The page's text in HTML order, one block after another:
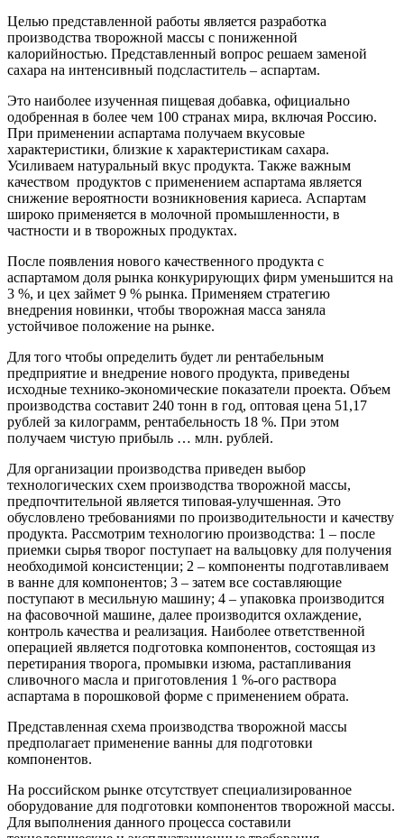
Целью представленной работы является разработка
производства творожной массы с пониженной
калорийностью. Представленный вопрос решаем заменой
сахара на интенсивный подсластитель – аспартам.
Это наиболее изученная пищевая добавка, официально
одобренная в более чем 100 странах мира, включая Россию.
При применении аспартама получаем вкусовые
характеристики, близкие к характеристикам сахара.
Усиливаем натуральный вкус продукта. Также важным
качеством продуктов с применением аспартама является
снижение вероятности возникновения кариеса. Аспартам
широко применяется в молочной промышленности, в
частности и в творожных продуктах.
После появления нового качественного продукта с
аспартамом доля рынка конкурирующих фирм уменьшится на
3 %, и цех займет 9 % рынка. Применяем стратегию
внедрения новинки, чтобы творожная масса заняла
устойчивое положение на рынке.
Для того чтобы определить будет ли рентабельным
предприятие и внедрение нового продукта, приведены
исходные технико-экономические показатели проекта. Объем
производства составит 240 тонн в год, оптовая цена 51,17
рублей за килограмм, рентабельность 18 %. При этом
получаем чистую прибыль … млн. рублей.
Для организации производства приведен выбор
технологических схем производства творожной массы,
предпочтительной является типовая-улучшенная. Это
обусловлено требованиями по производительности и качеству
продукта. Рассмотрим технологию производства: 1 – после
приемки сырья творог поступает на вальцовку для получения
необходимой консистенции; 2 – компоненты подготавливаем
в ванне для компонентов; 3 – затем все составляющие
поступают в месильную машину; 4 – упаковка производится
на фасовочной машине, далее производится охлаждение,
контроль качества и реализация. Наиболее ответственной
операцией является подготовка компонентов, состоящая из
перетирания творога, промывки изюма, растапливания
сливочного масла и приготовления 1 %-ого раствора
аспартама в порошковой форме с применением обрата.
Представленная схема производства творожной массы
предполагает применение ванны для подготовки
компонентов.
На российском рынке отсутствует специализированное
оборудование для подготовки компонентов творожной массы.
Для выполнения данного процесса составили